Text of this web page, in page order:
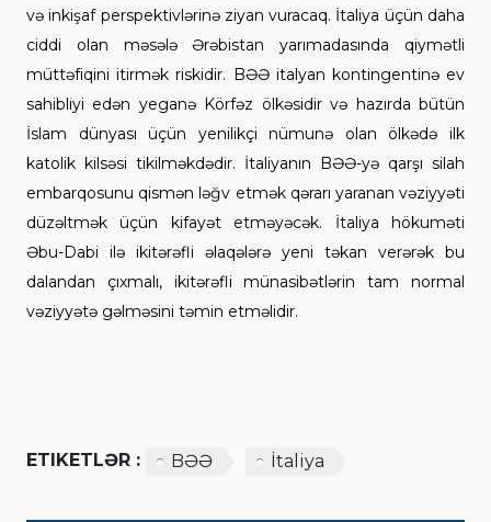
və inkişaf perspektivlərinə ziyan vuracaq. İtaliya üçün daha
ciddi olan məsələ Ərəbistan yarımadasında qiymətli
müttəfiqini itirmək riskidir. BƏƏ italyan kontingentinə ev
sahibliyi edən yeganə Körfəz ölkəsidir və hazırda bütün
İslam dünyası üçün yenilikçi nümunə olan ölkədə ilk
katolik kilsəsi tikilməkdədir. İtaliyanın BƏƏ-yə qarşı silah
embarqosunu qismən ləğv etmək qərarı yaranan vəziyyəti
düzəltmək üçün kifayət etməyəcək. İtaliya hökuməti
Əbu-Dabi ilə ikitərəfli əlaqələrə yeni təkan verərək bu
dalandan çıxmalı, ikitərəfli münasibətlərin tam normal
vəziyyətə gəlməsini təmin etməlidir.
ETIKETLƏR : BƏƏ İtaliya